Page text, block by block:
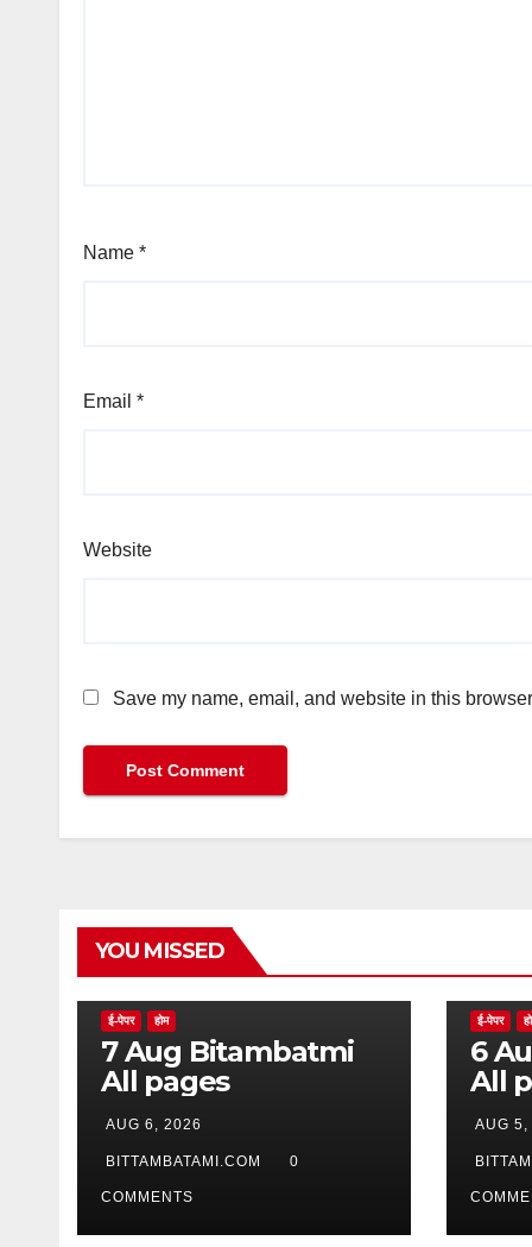
Name *
Email *
Website
Save my name, email, and website in this
YOU MISSED
ई-पेपर होम
7 Aug Bitambatmi
All pages
AUG 6, 2026
BITTAMBATAMI.COM 0
COMMENTS
ई-पेपर
6 Aug
All
AUG 5,